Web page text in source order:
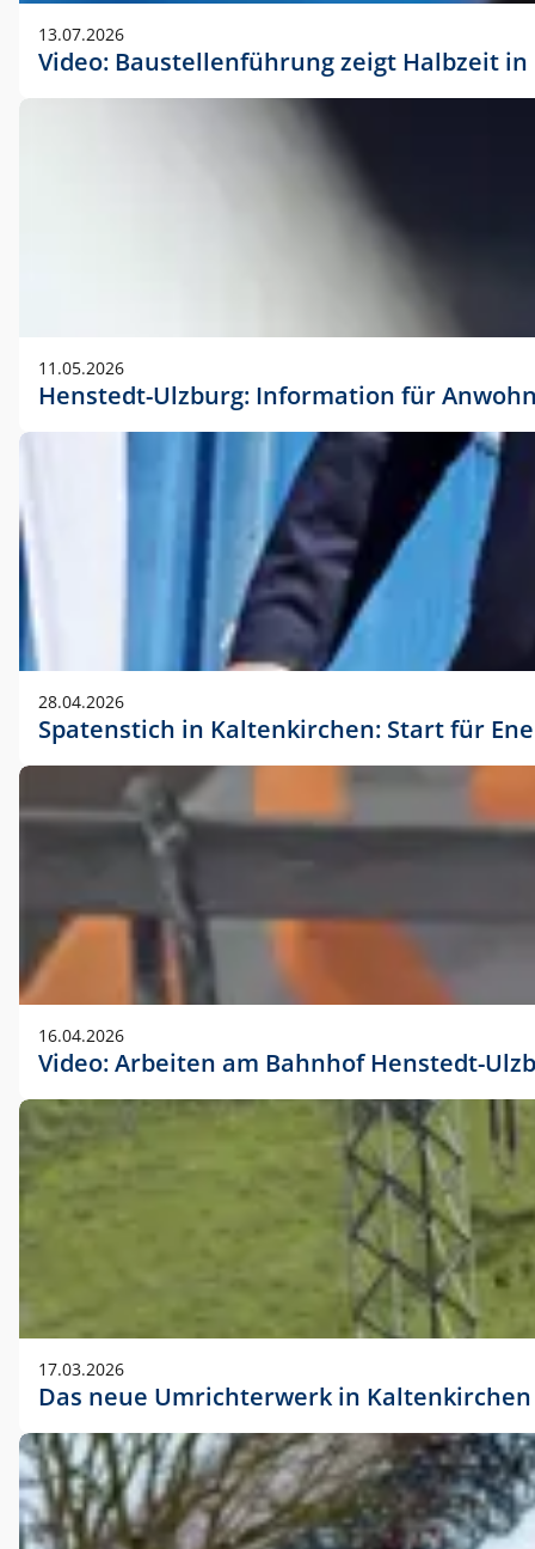
13.07.2026
Video: Baustellenführung zeigt Halbzeit
11.05.2026
Henstedt-Ulzburg: Information für
28.04.2026
Spatenstich in Kaltenkirchen: Start für
16.04.2026
Video: Arbeiten am Bahnhof Henstedt-
17.03.2026
Das neue Umrichterwerk in Kaltenkirchen